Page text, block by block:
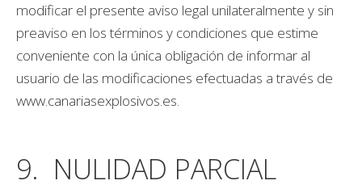
modificar el presente aviso legal unilateralmente y sin
preaviso en los términos y condiciones que estime
conveniente con la única obligación de informar al
usuario de las modificaciones efectuadas a través de
www.canariasexplosivos.es.
9. NULIDAD PARCIAL